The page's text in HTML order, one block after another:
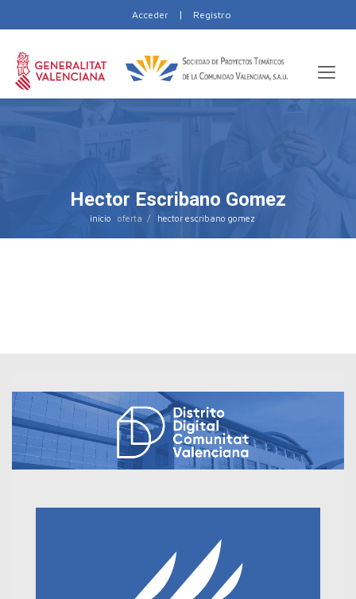
Acceder | Registro
Hector Escribano Gomez
inicio hector escribano gomez